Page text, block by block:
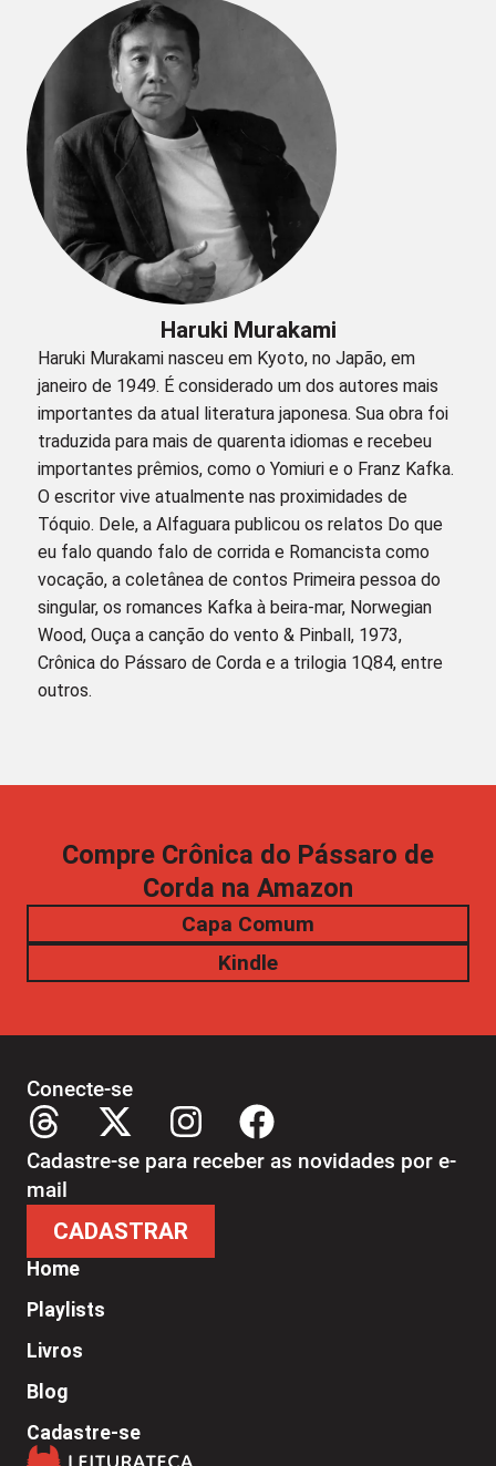
Haruki Murakami
Haruki Murakami nasceu em Kyoto, no Japão, em
janeiro de 1949. É considerado um dos autores mais
importantes da atual literatura japonesa. Sua obra foi
traduzida para mais de quarenta idiomas e recebeu
importantes prêmios, como o Yomiuri e o Franz Kafka.
O escritor vive atualmente nas proximidades de
Tóquio. Dele, a Alfaguara publicou os relatos Do que
eu falo quando falo de corrida e Romancista como
vocação, a coletânea de contos Primeira pessoa do
singular, os romances Kafka à beira-mar, Norwegian
Wood, Ouça a canção do vento & Pinball, 1973,
Crônica do Pássaro de Corda e a trilogia 1Q84, entre
outros.
Compre Crônica do Pássaro de
Corda na Amazon
Capa Comum
Kindle
Home
Playlists
Livros
Blog
Cadastre-se
Conecte-se
Cadastre-se para receber as novidades por e-
mail
CADASTRAR